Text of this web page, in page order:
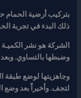
بتركيب أرضية الحمام
ذلك البدء في تجربة
الشركة هو نشر الكميـة
وضبطها بالتساوي.
وجاهزيتها لوضع طبقة
لتجف. وأخيراً بعد وضع